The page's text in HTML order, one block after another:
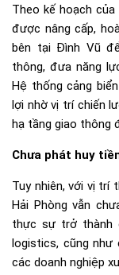
Theo kế hoạch
được nâng cấp,
bên tại Đình Vũ
thông, đưa năng
Hệ thống cảng
lợi nhờ vị trí chiến
hạ tầng giao thông
Chưa phát huy
Tuy nhiên, với vị trí
Hải Phòng vẫn
thực sự trở thành
logistics, cũng
các doanh nghiệp